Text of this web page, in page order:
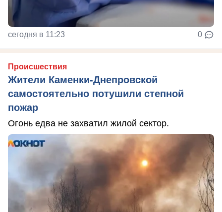
сегодня в 11:23 0
Происшествия
Жители Каменки-Днепровской
самостоятельно потушили степной
пожар
Огонь едва не захватил жилой сектор.